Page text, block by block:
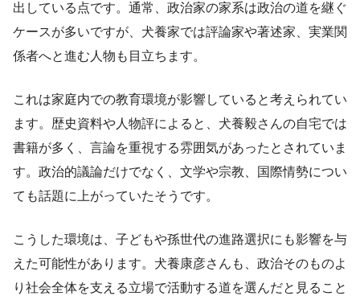
出している点です。通常、政治家の家系は政治の道を継ぐ
ケースが多いですが、犬養家では評論家や著述家、実業関
係者へと進む人物も目立ちます。
これは家庭内での教育環境が影響していると考えられてい
ます。歴史資料や人物評によると、犬養毅さんの自宅では
書籍が多く、言論を重視する雰囲気があったとされていま
す。政治的議論だけでなく、文学や宗教、国際情勢につい
ても話題に上がっていたそうです。
こうした環境は、子どもや孫世代の進路選択にも影響を与
えた可能性があります。犬養康彦さんも、政治そのものよ
り社会全体を支える立場で活動する道を選んだと見ること